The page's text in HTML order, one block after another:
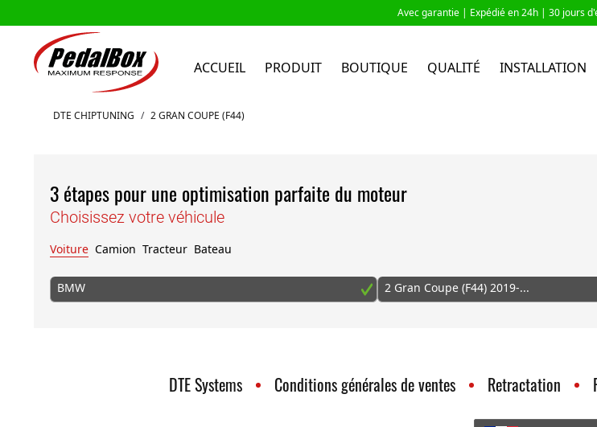
Avec garantie | Expédié en 24h | 30 jours
ACCUEIL PRODUIT BOUTIQUE QUALITÉ INSTALLATION
Aller au contenu
DTE CHIPTUNING / 2 GRAN COUPE (F44)
3 étapes pour une optimisation parfaite du moteur
Choisissez votre véhicule
Voiture Camion Tracteur Bateau
BMW 2 Gran Coupe (F44) 2019-...
DTE Systems Conditions générales de ventes Retractation